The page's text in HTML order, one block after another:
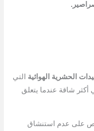
الحشرية الهوائية التي
شاقة عندما يتعلق
على عدم استنشاق